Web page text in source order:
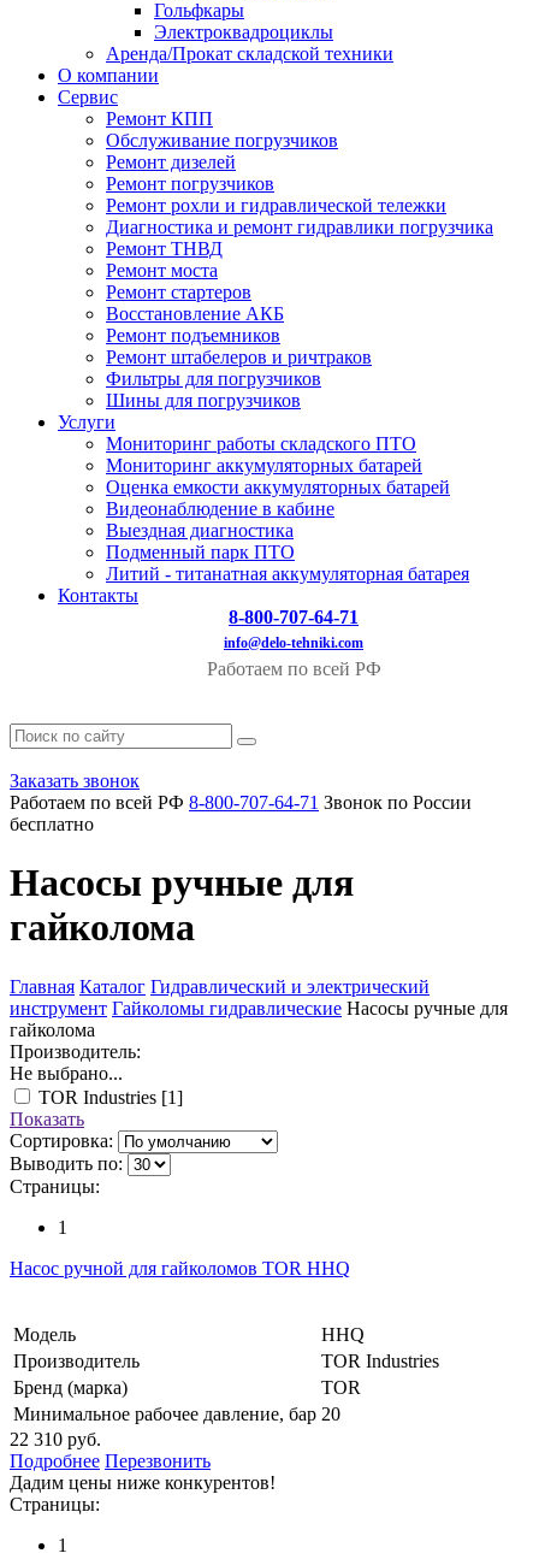
Гольфкары
Электроквадроциклы
Аренда/Прокат складской техники
О компании
Сервис
Ремонт КПП
Обслуживание погрузчиков
Ремонт дизелей
Ремонт погрузчиков
Ремонт рохли и гидравлической тележки
Диагностика и ремонт гидравлики погрузчика
Ремонт ТНВД
Ремонт моста
Ремонт стартеров
Восстановление АКБ
Ремонт подъемников
Ремонт штабелеров и ричтраков
Фильтры для погрузчиков
Шины для погрузчиков
Услуги
Мониторинг работы складского ПТО
Мониторинг аккумуляторных батарей
Оценка емкости аккумуляторных батарей
Видеонаблюдение в кабине
Выездная диагностика
Подменный парк ПТО
Литий - титанатная аккумуляторная батарея
Контакты
8-800-707-64-71
info@delo-tehniki.com
Работаем по всей РФ
Заказать звонок
Работаем по всей РФ 8-800-707-64-71 Звонок по России
бесплатно
Насосы ручные для
гайколома
Главная Каталог Гидравлический и электрический
инструмент Гайколомы гидравлические Насосы ручные для
гайколома
Производитель:
Не выбрано...
TOR Industries [1]
Показать
Сортировка:
Выводить по:
Страницы:
1
Насос ручной для гайколомов TOR HHQ
Модель
HHQ
Производитель
TOR Industries
Бренд (марка)
TOR
Минимальное рабочее давление, бар 20
22 310 руб.
Подробнее Перезвонить
Дадим цены ниже конкурентов!
Страницы:
1